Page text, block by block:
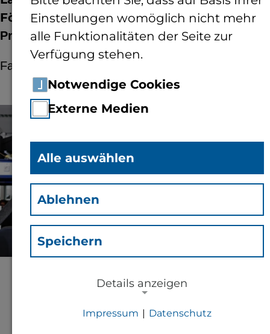
Förderer:
Projektpartner:
Fa. Bormatec; CT-Video GmbH
Das Projekt untersucht die grundlegenden
Anforderungen an ein kostengünstiges,
Einstellungen womöglich nicht mehr
alle Funktionalitäten der Seite zur
Verfügung stehen.
Notwendige Cookies
Externe Medien
Alle auswählen
Ablehnen
Speichern
Details anzeigen
Impressum | Datenschutz